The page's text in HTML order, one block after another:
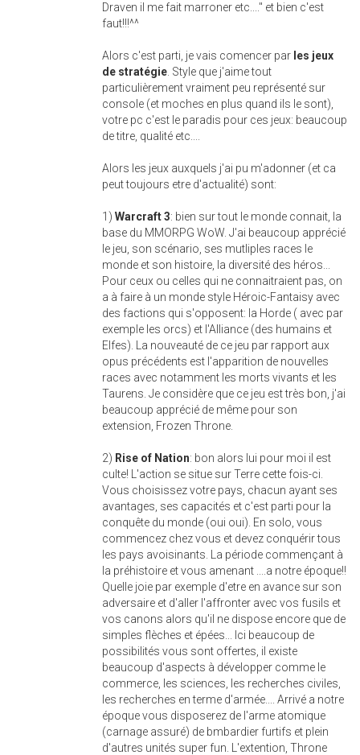
Draven il me fait marroner etc...." et bien c'est
faut!!!^^
Alors c'est parti, je vais comencer par les jeux
de stratégie . Style que j'aime tout
particulièrement vraiment peu représenté sur
console (et moches en plus quand ils le sont),
votre pc c'est le paradis pour ces jeux: beaucoup
de titre, qualité etc....
Alors les jeux auxquels j'ai pu m'adonner (et ca
peut toujours etre d'actualité) sont:
1) Warcraft 3: bien sur tout le monde connait, la
base du MMORPG WoW. J'ai beaucoup apprécié
le jeu, son scénario, ses mutliples races le
monde et son histoire, la diversité des héros...
Pour ceux ou celles qui ne connaitraient pas, on
a à faire à un monde style Héroic-Fantaisy avec
des factions qui s'opposent: la Horde ( avec par
exemple les orcs) et l'Alliance (des humains et
Elfes). La nouveauté de ce jeu par rapport aux
opus précédents est l'apparition de nouvelles
races avec notamment les morts vivants et les
Taurens. Je considère que ce jeu est très bon, j'ai
beaucoup apprécié de même pour son
extension, Frozen Throne.
2) Rise of Nation: bon alors lui pour moi il est
culte! L'action se situe sur Terre cette fois-ci.
Vous choisissez votre pays, chacun ayant ses
avantages, ses capacités et c'est parti pour la
conquête du monde (oui oui). En solo, vous
commencez chez vous et devez conquérir tous
les pays avoisinants. La période commençant à
la préhistoire et vous amenant ....a notre époque!!
Quelle joie par exemple d'etre en avance sur son
adversaire et d'aller l'affronter avec vos fusils et
vos canons alors qu'il ne dispose encore que de
simples flèches et épées... Ici beaucoup de
possibilités vous sont offertes, il existe
beaucoup d'aspects à développer comme le
commerce, les sciences, les recherches civiles,
les recherches en terme d'armée.... Arrivé a notre
époque vous disposerez de l'arme atomique
(carnage assuré) de bmbardier furtifs et plein
d'autres unités super fun. L'extention, Throne